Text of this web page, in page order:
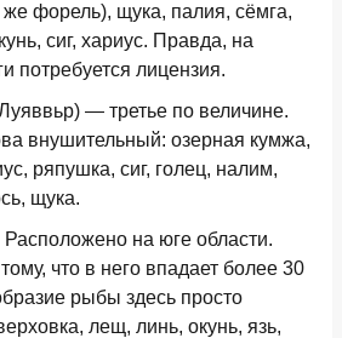
форель), щука, палия, сёмга,
сиг, хариус. Правда, на
потребуется лицензия.
— третье по величине.
внушительный: озерная кумжа,
ряпушка, сиг, голец, налим,
щука.
Расположено на юге области.
что в него впадает более 30
рыбы здесь просто
лещ, линь, окунь, язь,